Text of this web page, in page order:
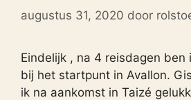
augustus 31, 2020 door
Eindelijk , na 4 reisdagen ben
bij het startpunt in Avallon.
ik na aankomst in Taizé